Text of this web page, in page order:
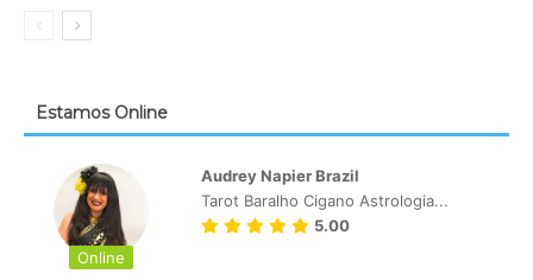
Estamos Online